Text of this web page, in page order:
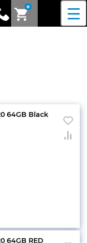
0
64GB Black
64GB RED